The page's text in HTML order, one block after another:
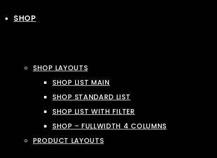
SHOP
SHOP LAYOUTS
SHOP LIST MAIN
SHOP STANDARD LIST
SHOP LIST WITH FILTER
SHOP – FULLWIDTH 4 COLUMNS
PRODUCT LAYOUTS